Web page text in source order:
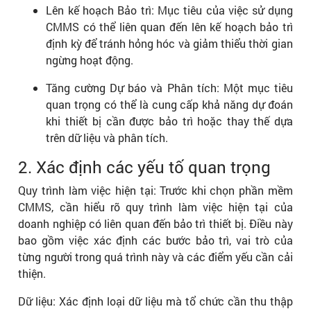
Lên kế hoạch Bảo trì: Mục tiêu của việc sử dụng
CMMS có thể liên quan đến lên kế hoạch bảo trì
định kỳ để tránh hỏng hóc và giảm thiểu thời gian
ngừng hoạt động.
Tăng cường Dự báo và Phân tích: Một mục tiêu
quan trọng có thể là cung cấp khả năng dự đoán
khi thiết bị cần được bảo trì hoặc thay thế dựa
trên dữ liệu và phân tích.
2. Xác định các yếu tố quan trọng
Quy trình làm việc hiện tại: Trước khi chọn phần mềm
CMMS, cần hiểu rõ quy trình làm việc hiện tại của
doanh nghiệp có liên quan đến bảo trì thiết bị. Điều này
bao gồm việc xác định các bước bảo trì, vai trò của
từng người trong quá trình này và các điểm yếu cần cải
thiện.
Dữ liệu: Xác định loại dữ liệu mà tổ chức cần thu thập